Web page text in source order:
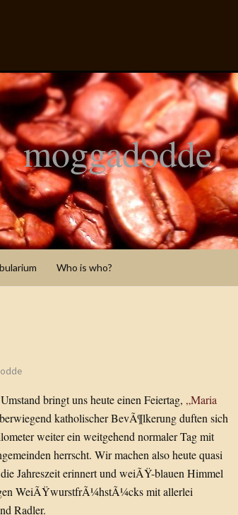
moggadodde
Who is who?
bringt uns heute einen Feiertag, „Maria
katholischer BevÃ¶lkerung duften sich
weiter ein weitgehend normaler Tag mit
herrscht. Wir machen also heute quasi
Jahreszeit erinnert und weiÃŸ-blauen Himmel
WeiÃŸwurstfrÃ¼hstÃ¼cks mit allerlei
Radler.